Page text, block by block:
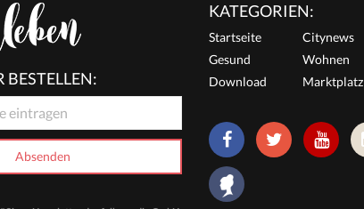
BESTELLEN:
KATEGORIEN:
Startseite Citynews
Gesund
Wohnen
Download
Marktplatz